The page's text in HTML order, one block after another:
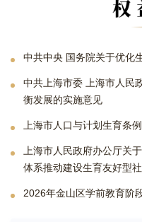
中共中央 国务院关于优化
中共上海市委 上海市人民
衡发展的实施意见
上海市人口与计划生育条例
上海市人民政府办公厅关
体系推动建设生育友好型
2026年金山区学前教育阶